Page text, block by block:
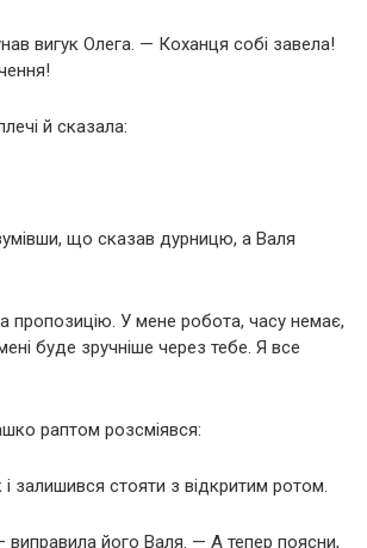
вигук Олега. — Коханця собі завела!
й сказала:
що сказав дурницю, а Валя
У мене робота, часу немає,
буде зручніше через тебе. Я все
раптом розсміявся:
і залишився стояти з відкритим ротом.
його Валя. — А тепер поясни,